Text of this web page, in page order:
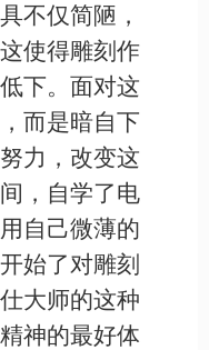
不仅简陋，
使得雕刻作
下。面对这
而是暗自下
力，改变这
，自学了电
自己微薄的
始了对雕刻
大师的这种
神的最好体